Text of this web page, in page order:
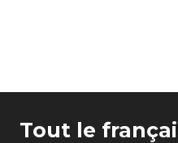
Tout le